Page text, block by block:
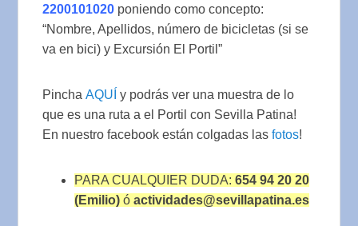
2200101020 poniendo como concepto:
“Nombre, Apellidos, número de bicicletas (si se
va en bici) y Excursión El Portil”
PinchaAQUÍy podrás ver una muestra de lo
que es una ruta a el Portil con Sevilla Patina!
En nuestro facebook están colgadas lasfotos!
PARA CUALQUIER DUDA:654 94 20 20
(Emilio) óactividades@sevillapatina.es